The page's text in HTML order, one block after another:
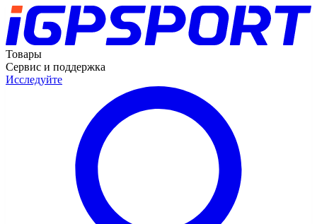
Товары
Сервис и поддержка
Исследуйте